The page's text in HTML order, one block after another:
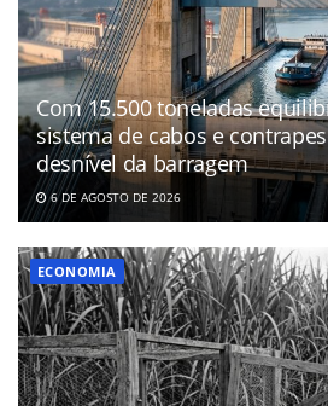
Com 15.500 toneladas
sistema de cabos e
desnível da barragem
6 DE AGOSTO DE 2026
ECONOMIA